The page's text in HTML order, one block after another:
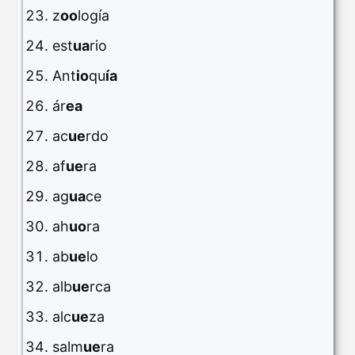
zoología
estuario
Antioquía
área
acuerdo
afuera
aguace
ahuora
abuelo
albuerca
alcueza
salmuera